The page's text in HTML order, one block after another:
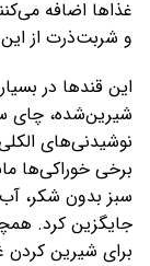
غذاها اضافه
و شربت‌ذرت از
این قندها در
شیرین‌شده، چای
نوشیدنی‌های
برخی خوراکی‌ها
سبز بدون شکر،
جایگزین کرد.
برای شیرین کردن